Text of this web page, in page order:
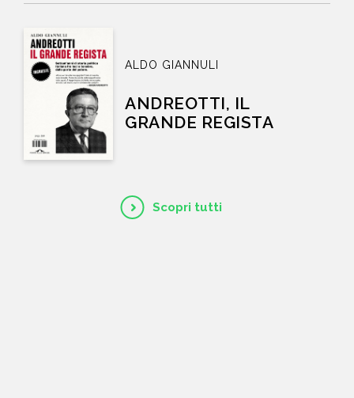
Scopri tutti
ALDO GIANNULI
ANDREOTTI, IL
GRANDE REGISTA